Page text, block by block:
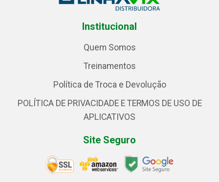
Institucional
Quem Somos
Treinamentos
Política de Troca e Devolução
POLÍTICA DE PRIVACIDADE E TERMOS DE USO DE
APLICATIVOS
Site Seguro